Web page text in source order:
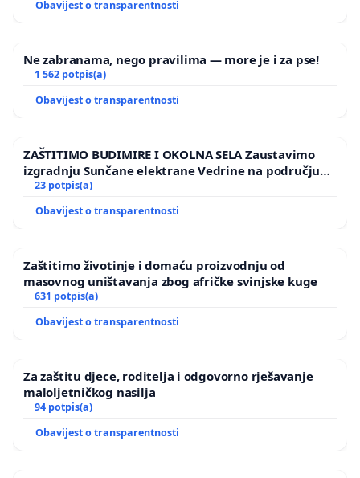
Obavijest o transparentnosti
Ne zabranama, nego pravilima — more je i za pse!
1 562 potpis(a)
Obavijest o transparentnosti
ZAŠTITIMO BUDIMIRE I OKOLNA SELA Zaustavimo
izgradnju Sunčane elektrane Vedrine na području
Ugljana
23 potpis(a)
Obavijest o transparentnosti
Zaštitimo životinje i domaću proizvodnju od
masovnog uništavanja zbog afričke svinjske kuge
631 potpis(a)
Obavijest o transparentnosti
Za zaštitu djece, roditelja i odgovorno rješavanje
maloljetničkog nasilja
94 potpis(a)
Obavijest o transparentnosti